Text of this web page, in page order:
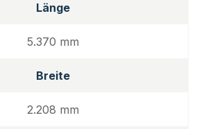
Länge
5.370 mm
Breite
2.208 mm